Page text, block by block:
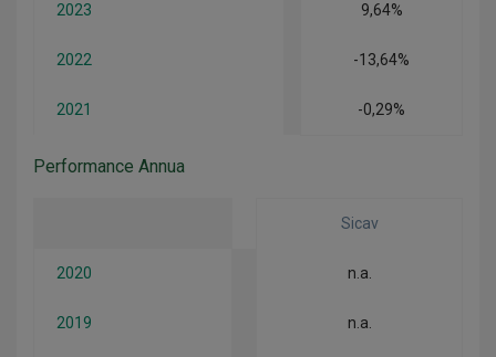
2023 9,64%
2022 -13,64%
2021 -0,29%
Performance Annua
Sicav
2020 n.a.
2019 n.a.